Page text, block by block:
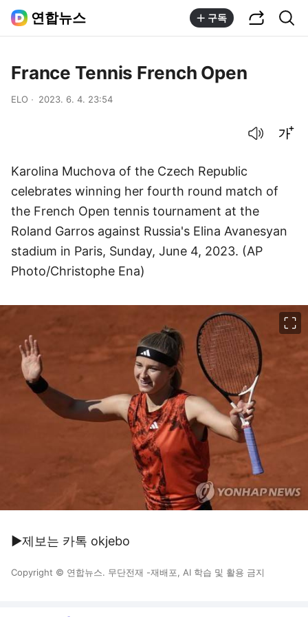
연합뉴스 구독
France Tennis French Open
ELO 2023. 6. 4. 23:54
Karolina Muchova of the Czech Republic
celebrates winning her fourth round match of
the French Open tennis tournament at the
Roland Garros against Russia's Elina Avanesyan
stadium in Paris, Sunday, June 4, 2023. (AP
Photo/Christophe Ena)
▶제보는 카톡 okjebo
Copyright © 연합뉴스. 무단전재 -재배포, AI 학습 및 활용 금지